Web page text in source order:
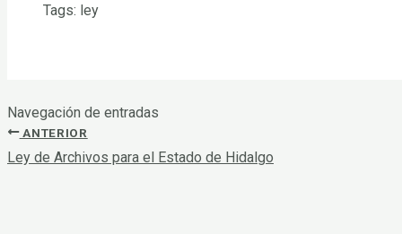
Tags: ley
Navegación de entradas
ANTERIOR
Ley de Archivos para el Estado de Hidalgo